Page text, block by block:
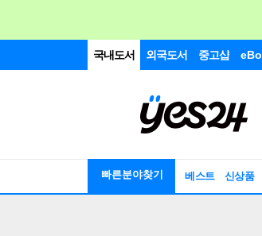
국내도서 외국도서 중고샵
빠른분야찾기 베스트 신상품